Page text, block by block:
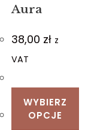
Aura
38,00 zł z
VAT
WYBIERZ
OPCJE